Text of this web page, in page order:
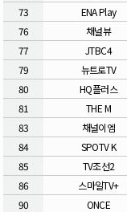
73
ENA Play
76
채널뷰
77
JTBC4
79
뉴트로TV
80
HQ플러스
81
THE M
83
채널이엠
84
SPOTV K
85
TV조선2
86
스마일TV+
90
ONCE